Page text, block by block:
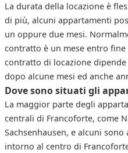
La durata della locazione è
di più, alcuni appartamenti
un oppure due mesi.
contratto è un mese entro
contratto di locazione
dopo alcune mesi ed anche
Dove sono situati gli
La maggior parte degli
centrali di Francoforte, come
Sachsenhausen, e alcuni
intorno al centro di